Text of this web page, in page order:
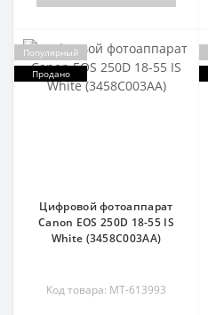
Популярный
Продано
Цифровой фотоаппарат
Canon EOS 250D 18-55 IS
White (3458C003AA)
Код товара: MT-613993